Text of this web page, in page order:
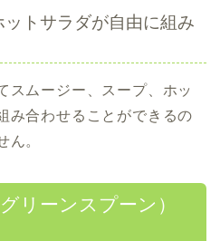
トサラダが自由に組み
スムージー、スープ、ホッ
み合わせることができるの
ん。
リーンスプーン）